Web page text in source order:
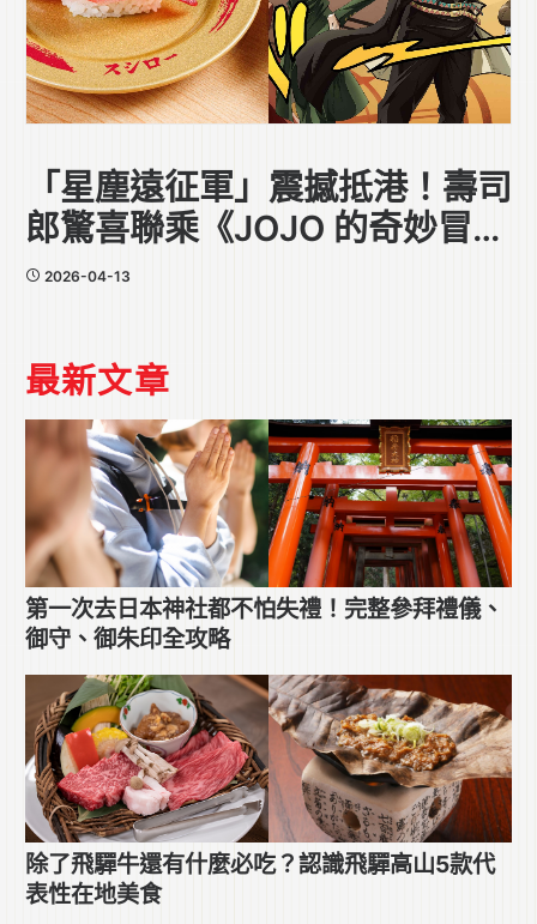
「星塵遠征軍」震撼抵港！壽司
郎驚喜聯乘《JOJO 的奇妙冒
險》
2026-04-13
最新文章
第一次去日本神社都不怕失禮！完整參拜禮儀、
御守、御朱印全攻略
除了飛驒牛還有什麼必吃？認識飛驒高山5款代
表性在地美食